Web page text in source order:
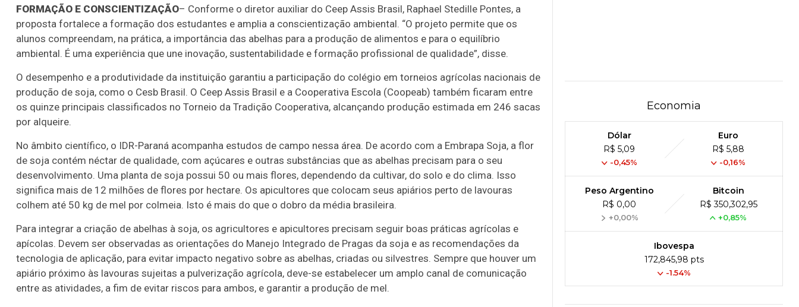
FORMAÇÃO E CONSCIENTIZAÇÃO– Conforme o diretor auxiliar do Ceep Assis Brasil, Raphael Stedille Pontes, a
proposta fortalece a formação dos estudantes e amplia a conscientização ambiental. “O projeto permite que os
alunos compreendam, na prática, a importância das abelhas para a produção de alimentos e para o equilíbrio
ambiental. É uma experiência que une inovação, sustentabilidade e formação profissional de qualidade”, disse.
O desempenho e a produtividade da instituição garantiu a participação do colégio em torneios agrícolas nacionais de
produção de soja, como o Cesb Brasil. O Ceep Assis Brasil e a Cooperativa Escola (Coopeab) também ficaram entre
os quinze principais classificados no Torneio da Tradição Cooperativa, alcançando produção estimada em 246 sacas
por alqueire.
No âmbito científico, o IDR-Paraná acompanha estudos de campo nessa área. De acordo com a Embrapa Soja, a flor
de soja contém néctar de qualidade, com açúcares e outras substâncias que as abelhas precisam para o seu
desenvolvimento. Uma planta de soja possui 50 ou mais flores, dependendo da cultivar, do solo e do clima. Isso
significa mais de 12 milhões de flores por hectare. Os apicultores que colocam seus apiários perto de lavouras
colhem até 50 kg de mel por colmeia. Isto é mais do que o dobro da média brasileira.
Para integrar a criação de abelhas à soja, os agricultores e apicultores precisam seguir boas práticas agrícolas e
apícolas. Devem ser observadas as orientações do Manejo Integrado de Pragas da soja e as recomendações da
tecnologia de aplicação, para evitar impacto negativo sobre as abelhas, criadas ou silvestres. Sempre que houver um
apiário próximo às lavouras sujeitas a pulverização agrícola, deve-se estabelecer um amplo canal de comunicação
entre as atividades, a fim de evitar riscos para ambos, e garantir a produção de mel.
Economia
Dólar
R$ 5,09
-0,45%
Euro
R$ 5,88
-0,16%
Peso Argentino
R$ 0,00
+0,00%
Bitcoin
R$ 350,302,95
+0,85%
Ibovespa
172,845,98 pts
-1.54%